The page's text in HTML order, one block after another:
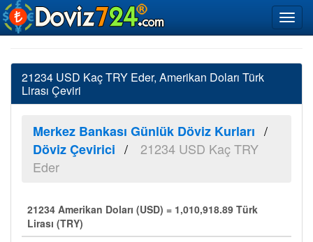
21234 USD Kaç TRY Eder, Amerikan Doları Türk
Lirası Çeviri
Merkez Bankası Günlük Döviz Kurları
Döviz Çevirici
21234 USD Kaç TRY
Eder
21234 Amerikan Doları (USD) = 1,010,918.89 Türk
Lirası (TRY)